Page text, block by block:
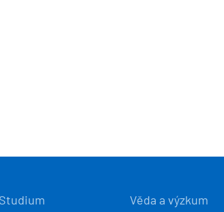
Studium Věda a výzkum